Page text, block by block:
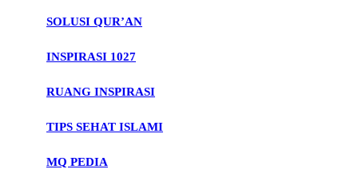
SOLUSI QUR’AN
INSPIRASI 1027
RUANG INSPIRASI
TIPS SEHAT ISLAMI
MQ PEDIA